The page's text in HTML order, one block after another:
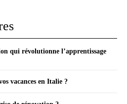
qui révolutionne l’apprentissage
vacances en Italie ?